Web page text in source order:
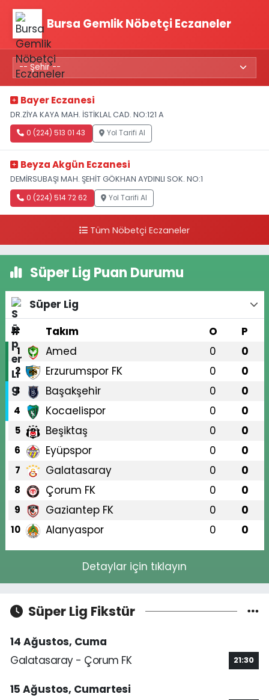
Bursa Gemlik Nöbetçi Eczaneler
Bayer Eczanesi
DR.ZİYA KAYA MAH. İSTİKLAL CAD. NO:121 A
0 (224) 513 01 43 Yol Tarifi Al
Beyza Akgün Eczanesi
DEMİRSUBAŞI MAH. ŞEHİT GÖKHAN AYDINLI SOK. NO:1
0 (224) 514 72 62 Yol Tarifi Al
Tüm Nöbetçi Eczaneler
Süper Lig Puan Durumu
Süper Lig
#
Takım O P
1 Amed 0 0
2 Erzurumspor FK 0 0
3 Başakşehir 0 0
4 Kocaelispor 0 0
5 Beşiktaş 0 0
6 Eyüpspor 0 0
7 Galatasaray 0 0
8 Çorum FK 0 0
9 Gaziantep FK 0 0
10 Alanyaspor 0 0
Detaylar için tıklayın
Süper Lig Fikstür
14 Ağustos, Cuma
Galatasaray - Çorum FK
21:30
15 Ağustos, Cumartesi